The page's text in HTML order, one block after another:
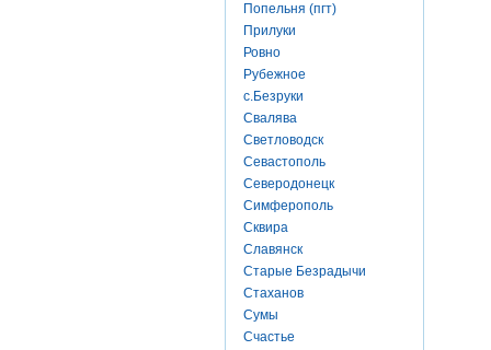
Попельня (пгт)
Прилуки
Ровно
Рубежное
с.Безруки
Свалява
Светловодск
Севастополь
Северодонецк
Симферополь
Сквира
Славянск
Старые Безрадычи
Стаханов
Сумы
Счастье